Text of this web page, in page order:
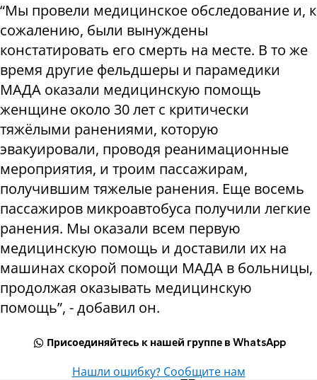
“Мы провели медицинское обследование и, к
сожалению, были вынуждены
констатировать его смерть на месте. В то же
время другие фельдшеры и парамедики
МАДА оказали медицинскую помощь
женщине около 30 лет с критически
тяжёлыми ранениями, которую
эвакуировали, проводя реанимационные
мероприятия, и троим пассажирам,
получившим тяжелые ранения. Еще восемь
пассажиров микроавтобуса получили легкие
ранения. Мы оказали всем первую
медицинскую помощь и доставили их на
машинах скорой помощи МАДА в больницы,
продолжая оказывать медицинскую
помощь”, - добавил он.
Присоединяйтесь к нашей группе в WhatsApp
Нашли ошибку? Сообщите нам